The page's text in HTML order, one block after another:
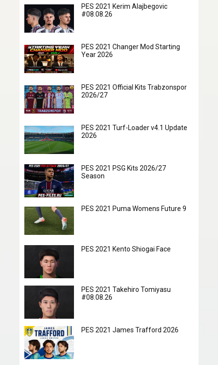
PES 2021 Kerim Alajbegovic
#08.08.26
PES 2021 Changer Mod Starting
Year 2026
PES 2021 Official Kits Trabzonspor
2026/27
PES 2021 Turf-Loader v4.1 Update
2026
PES 2021 PSG Kits 2026/27
Season
PES 2021 Puma Womens Future 9
PES 2021 Kento Shiogai Face
PES 2021 Takehiro Tomiyasu
#08.08.26
PES 2021 James Trafford 2026